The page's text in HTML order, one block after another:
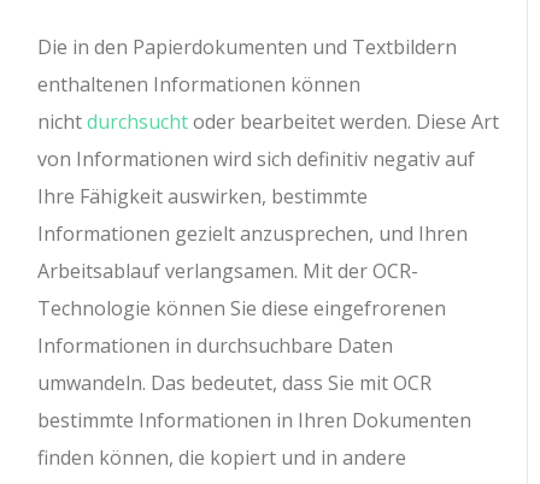
Die in den Papierdokumenten und Textbildern
enthaltenen Informationen können
nichtdurchsuchtoder bearbeitet werden. Diese Art
von Informationen wird sich definitiv negativ auf
Ihre Fähigkeit auswirken, bestimmte
Informationen gezielt anzusprechen, und Ihren
Arbeitsablauf verlangsamen. Mit der OCR-
Technologie können Sie diese eingefrorenen
Informationen in durchsuchbare Daten
umwandeln. Das bedeutet, dass Sie mit OCR
bestimmte Informationen in Ihren Dokumenten
finden können, die kopiert und in andere